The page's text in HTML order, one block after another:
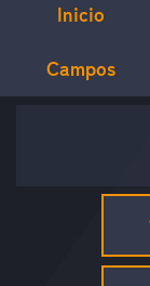
Inicio
Campos